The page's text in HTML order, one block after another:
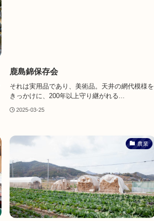
鹿島錦保存会
それは実用品であり、美術品。天井の網代模様を
きっかけに、200年以上守り継がれる...
2025-03-25
農業